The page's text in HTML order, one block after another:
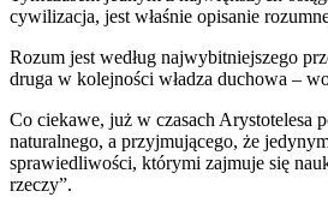
cywilizacja, jest właśnie opisanie
Rozum jest według najwybitniejszego
druga w kolejności władza duchowa –
Co ciekawe, już w czasach Arystotelesa
naturalnego, a przyjmującego, że
sprawiedliwości, którymi zajmuje się
rzeczy”.